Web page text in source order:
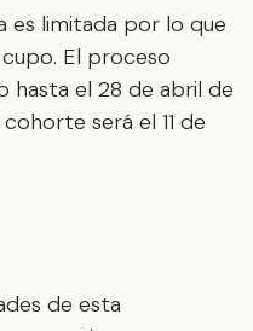
es limitada por lo que
El proceso
hasta el 28 de abril de
será el 11 de
de esta